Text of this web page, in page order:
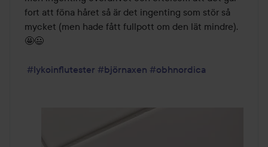
fort att föna håret så är det ingenting som stör så
mycket (men hade fått fullpott om den lät mindre).
🤩😃
#lykoinflutester #björnaxen #obhnordica